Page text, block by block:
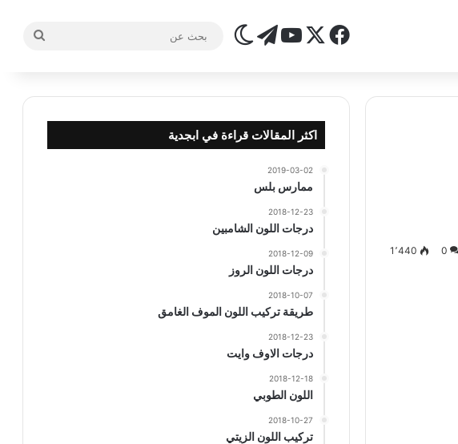
فيسبوك
‫X
‫YouTube
تيلقرامالوضع المظلم
0 1٬440
اكثر المقالات قراءة في ابجدية
2019-03-02
ممارس بلس
2018-12-23
درجات اللون الشامبين
2018-12-09
درجات اللون الروز
2018-10-07
طريقة تركيب اللون الموف الغامق
2018-12-23
درجات الاوف وايت
2018-12-18
اللون الطوبي
2018-10-27
تركيب اللون الزيتي